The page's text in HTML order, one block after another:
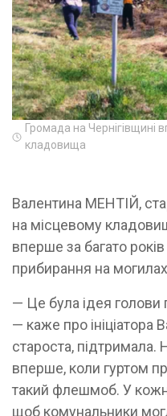
Громада на Чернігівщині
кладовища
Валентина МЕНТІЙ,
на місцевому
вперше за багато
прибирання на
— Це була ідея голови
— каже про ініціатора
староста, підтримала.
вперше, коли гуртом
такий флешмоб. У
щоб комунальники